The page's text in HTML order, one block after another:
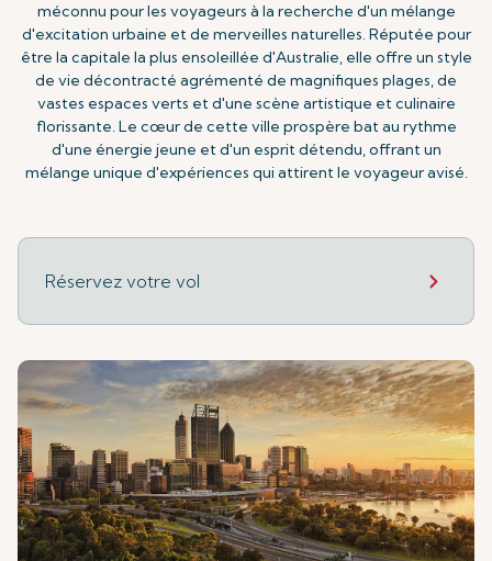
méconnu pour les voyageurs à la recherche d'un mélange
d'excitation urbaine et de merveilles naturelles. Réputée pour
être la capitale la plus ensoleillée d'Australie, elle offre un style
de vie décontracté agrémenté de magnifiques plages, de
vastes espaces verts et d'une scène artistique et culinaire
florissante. Le cœur de cette ville prospère bat au rythme
d'une énergie jeune et d'un esprit détendu, offrant un
mélange unique d'expériences qui attirent le voyageur avisé.
Réservez votre vol